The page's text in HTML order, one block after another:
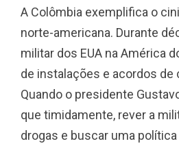
A Colômbia exemplifica o
norte-americana. Durante
militar dos EUA na América
de instalações e acordos de
Quando o presidente
que timidamente, rever a
drogas e buscar uma